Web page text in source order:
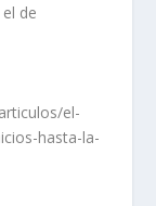
de
el-
hasta-la-